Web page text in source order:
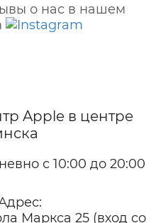
о нас в нашем
Apple в центре
с 10:00 до 20:00
Маркса 25 (вход со